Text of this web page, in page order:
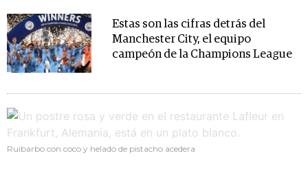
Estas son las cifras detrás del
Manchester City, el equipo
campeón de la Champions League
Ruibarbo con coco y helado de pistacho acedera